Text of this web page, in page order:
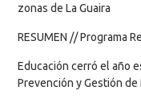
zonas de La Guaira
RESUMEN // Programa
Educación cerró el año
Prevención y Gestión de